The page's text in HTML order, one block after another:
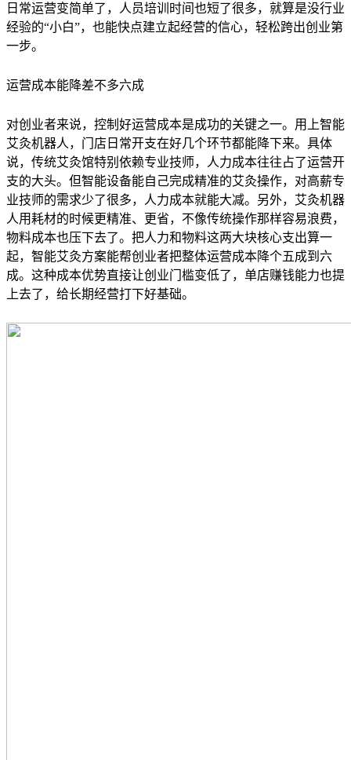
日常运营变简单了，人员培训时间也短了很多，就算是没行业
经验的“小白”，也能快点建立起经营的信心，轻松跨出创业第
一步。
运营成本能降差不多六成
对创业者来说，控制好运营成本是成功的关键之一。用上智能
艾灸机器人，门店日常开支在好几个环节都能降下来。具体
说，传统艾灸馆特别依赖专业技师，人力成本往往占了运营开
支的大头。但智能设备能自己完成精准的艾灸操作，对高薪专
业技师的需求少了很多，人力成本就能大减。另外，艾灸机器
人用耗材的时候更精准、更省，不像传统操作那样容易浪费，
物料成本也压下去了。把人力和物料这两大块核心支出算一
起，智能艾灸方案能帮创业者把整体运营成本降个五成到六
成。这种成本优势直接让创业门槛变低了，单店赚钱能力也提
上去了，给长期经营打下好基础。